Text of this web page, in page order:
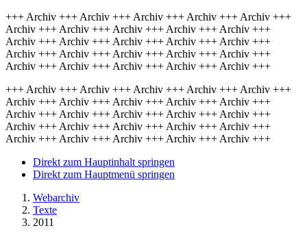
+++ Archiv +++ Archiv +++ Archiv +++ Archiv +++ Archiv +++
Archiv +++ Archiv +++ Archiv +++ Archiv +++ Archiv +++
Archiv +++ Archiv +++ Archiv +++ Archiv +++ Archiv +++
Archiv +++ Archiv +++ Archiv +++ Archiv +++ Archiv +++
Archiv +++ Archiv +++ Archiv +++ Archiv +++ Archiv +++
+++ Archiv +++ Archiv +++ Archiv +++ Archiv +++ Archiv +++
Archiv +++ Archiv +++ Archiv +++ Archiv +++ Archiv +++
Archiv +++ Archiv +++ Archiv +++ Archiv +++ Archiv +++
Archiv +++ Archiv +++ Archiv +++ Archiv +++ Archiv +++
Archiv +++ Archiv +++ Archiv +++ Archiv +++ Archiv +++
Direkt zum Hauptinhalt springen
Direkt zum Hauptmenü springen
Webarchiv
Texte
2011